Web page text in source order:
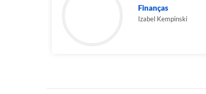
Finanças
Izabel Kempinski